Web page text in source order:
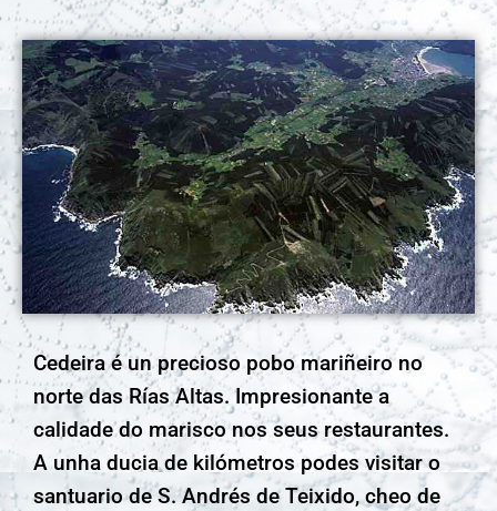
Cedeira é un precioso pobo mariñeiro no
norte das Rías Altas. Impresionante a
calidade do marisco nos seus restaurantes.
A unha ducia de kilómetros podes visitar o
santuario de S. Andrés de Teixido, cheo de